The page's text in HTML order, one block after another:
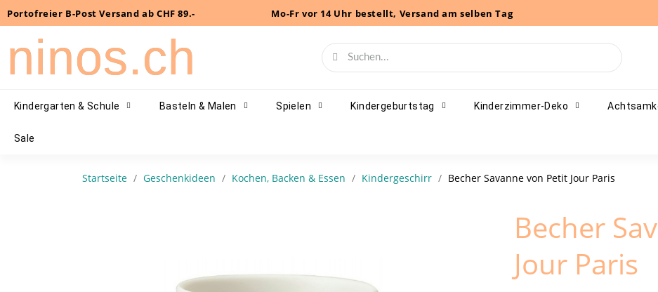
Portofreier B-Post Versand ab CHF 89.- Mo-Fr vor 14 Uhr bestellt, Versand am selben Tag
ninos.ch
Kindergarten & Schule Basteln & Malen Spielen Kindergeburtstag Kinderzimmer-Deko
Sale
Startseite Geschenkideen Kochen, Backen & Essen Kindergeschirr Becher Savanne von Petit Jour Paris
Becher
Jour Paris